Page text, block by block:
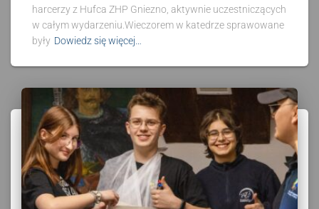
harcerzy z Hufca ZHP Gniezno, aktywnie uczestniczących
w całym wydarzeniu.Wieczorem w katedrze sprawowane
były Dowiedz się więcej…